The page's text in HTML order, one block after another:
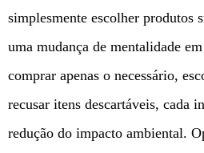
simplesmente escolher produtos
uma mudança de mentalidade
comprar apenas o necessário,
recusar itens descartáveis, cada
redução do impacto ambiental.